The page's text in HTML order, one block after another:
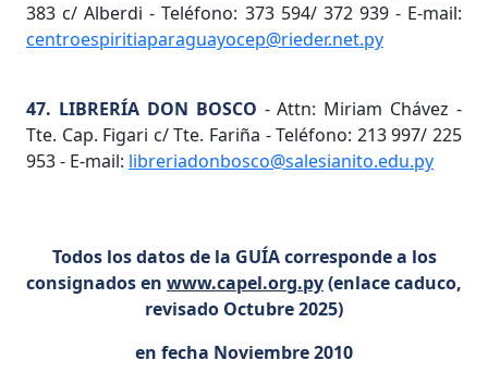
383 c/ Alberdi - Teléfono: 373 594/ 372 939 - E-mail:
centroespiritiaparaguayocep@rieder.net.py
47. LIBRERÍA DON BOSCO - Attn: Miriam Chávez -
Tte. Cap. Figari c/ Tte. Fariña - Teléfono: 213 997/ 225
953 - E-mail: libreriadonbosco@salesianito.edu.py
Todos los datos de la GUÍA corresponde a los
consignados en www.capel.org.py(enlace caduco,
revisado Octubre 2025)
en fecha Noviembre 2010